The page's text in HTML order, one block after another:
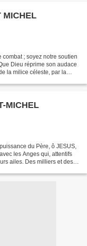
MICHEL
; soyez notre soutien
Dieu réprime son audace
la milice céleste, par la
MICHEL
du Père, ô JESUS,
les Anges qui, attentifs
ailes. Des milliers et des